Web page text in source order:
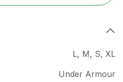
L, M, S, XL
Under Armour